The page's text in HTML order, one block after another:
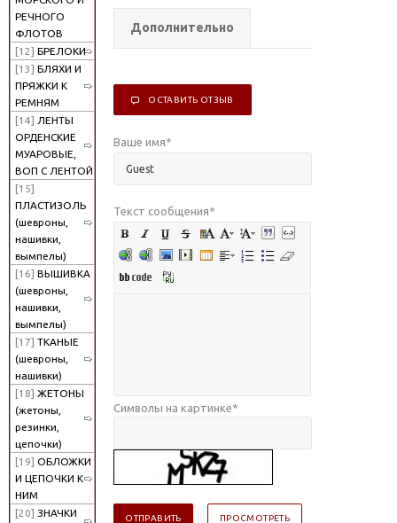
РЕЧНОГО
ФЛОТОВ
[12] БРЕЛОКИ
[13] БЛЯХИ И
ПРЯЖКИ К
РЕМНЯМ
[14] ЛЕНТЫ
ОРДЕНСКИЕ
МУАРОВЫЕ,
ВОП С ЛЕНТОЙ
[15]
ПЛАСТИЗОЛЬ
(шевроны,
нашивки,
вымпелы)
[16] ВЫШИВКА
(шевроны,
нашивки,
вымпелы)
[17] ТКАНЫЕ
(шевроны,
нашивки)
[18] ЖЕТОНЫ
(жетоны,
резинки,
цепочки)
[19] ОБЛОЖКИ
И ЦЕПОЧКИ К
НИМ
[20] ЗНАЧКИ
Дополнительно
ОСТАВИТЬ ОТЗЫВ
Ваше имя*
Текст сообщения*
Символы на картинке*